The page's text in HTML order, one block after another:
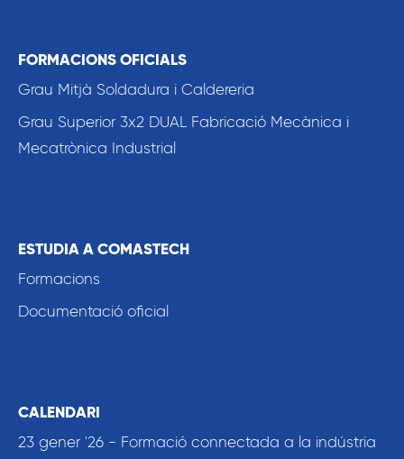
FORMACIONS OFICIALS
Grau Mitjà Soldadura i Caldereria
Grau Superior 3x2 DUAL Fabricació Mecànica i
Mecatrònica Industrial
ESTUDIA A COMASTECH
Formacions
Documentació oficial
CALENDARI
23 gener '26 - Formació connectada a la indústria